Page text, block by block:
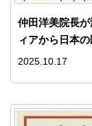
仲田洋美院長
ィアから日本
で影響力のある
2025.10.17